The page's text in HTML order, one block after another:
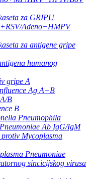
za GRIPU
Adeno+HMPV
za antigene gripe
humanog
gripe A
Ag A+B
B
B
Pneumophila
Ab IgG/IgM
Mycoplasma
Pneumoniae
sincicijskog virusa